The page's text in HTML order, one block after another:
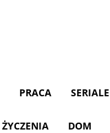
PRACA SERIALE
ŻYCZENIA DOM